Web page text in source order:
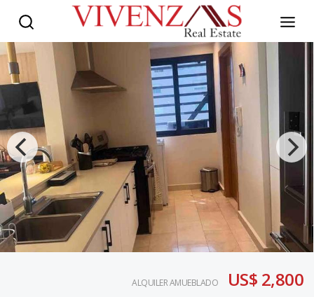
ALQUILER AMUEBLADO US$ 2,800